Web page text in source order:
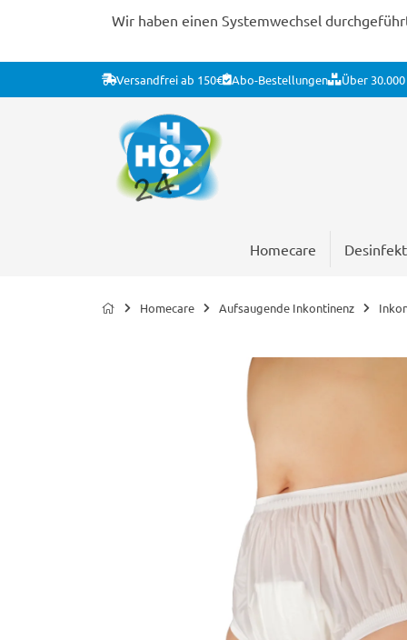
Wir haben einen Systemwechsel
Versandfrei ab 150€ Abo-Bestellungen Über
Homecare
Homecare Aufsaugende Inkontinenz